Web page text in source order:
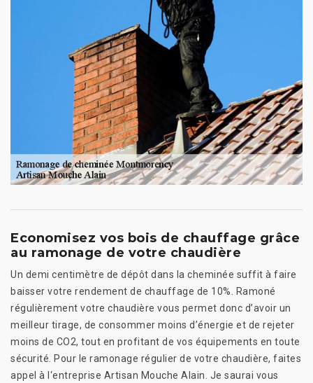
Economisez vos bois de chauffage grâce
au ramonage de votre chaudière
Un demi centimètre de dépôt dans la cheminée suffit à faire
baisser votre rendement de chauffage de 10%. Ramoné
régulièrement votre chaudière vous permet donc d’avoir un
meilleur tirage, de consommer moins d’énergie et de rejeter
moins de CO2, tout en profitant de vos équipements en toute
sécurité. Pour le ramonage régulier de votre chaudière, faites
appel à l‘entreprise Artisan Mouche Alain. Je saurai vous